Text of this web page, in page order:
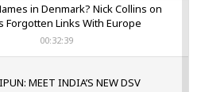
in Denmark? Nick Collins on
Forgotten Links With Europe
00:32:39
MEET INDIA’S NEW DSV